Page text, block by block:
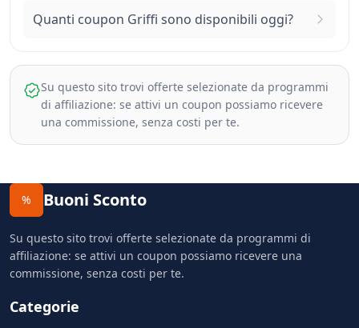
Quanti coupon Griffi sono disponibili oggi?
Su questo sito trovi offerte selezionate da programmi
di affiliazione: se attivi un coupon possiamo ricevere
una commissione, senza costi per te.
% Buoni Sconto
Su questo sito trovi offerte selezionate da programmi di
affiliazione: se attivi un coupon possiamo ricevere una
commissione, senza costi per te.
Categorie